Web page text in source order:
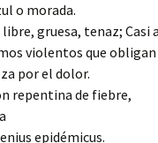
o morada.
gruesa, tenaz; Casi
violentos que
por el dolor.
repentina de fiebre,
epidémicus.